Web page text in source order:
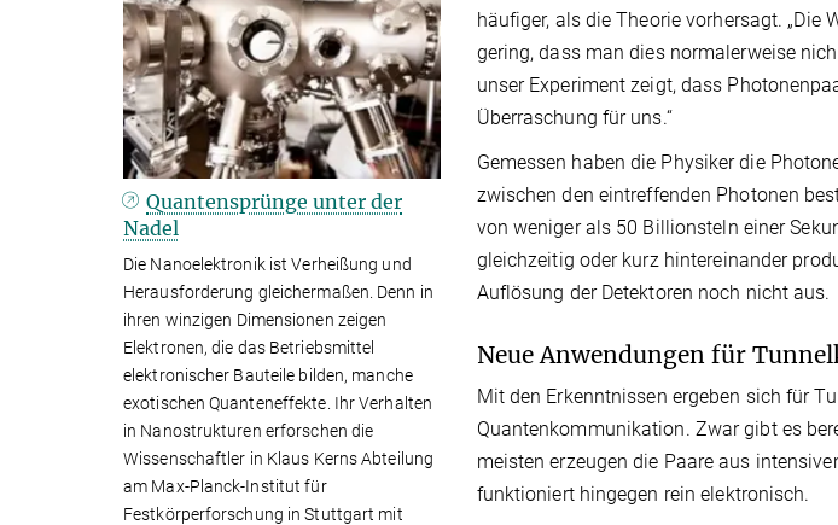
häufiger, als die Theorie vorhersagt.
gering, dass man dies normalerweise
unser Experiment zeigt, dass
Überraschung für uns.“
Gemessen haben die Physiker die
zwischen den eintreffenden Photonen
von weniger als 50 Billionsteln einer
gleichzeitig oder kurz hintereinander
Auflösung der Detektoren noch nicht aus.
Neue Anwendungen für
Mit den Erkenntnissen ergeben sich für
Quantenkommunikation. Zwar gibt es
meisten erzeugen die Paare aus
funktioniert hingegen rein elektronisch.
Quantensprünge unter der
Nadel
Die Nanoelektronik ist Verheißung und
Herausforderung gleichermaßen. Denn in
ihren winzigen Dimensionen zeigen
Elektronen, die das Betriebsmittel
elektronischer Bauteile bilden, manche
exotischen Quanteneffekte. Ihr Verhalten
in Nanostrukturen erforschen die
Wissenschaftler in Klaus Kerns Abteilung
am Max-Planck-Institut für
Festkörperforschung in Stuttgart mit